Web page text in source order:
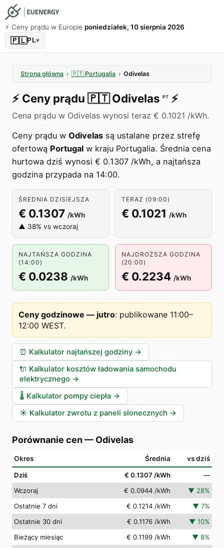
⚡️ Ceny prądu w Europie poniedziałek, 10 sierpnia 2026
🇵🇱PL▾
Strona główna › 🇵🇹 Portugalia › Odivelas
⚡️ Ceny prądu 🇵🇹 Odivelas PT ⚡️
Cena prądu w Odivelas wynosi teraz € 0.1021 /kWh.
Ceny prądu w Odivelas są ustalane przez strefę
ofertową Portugal w kraju Portugalia. Średnia cena
hurtowa dziś wynosi € 0.1307 /kWh, a najtańsza
godzina przypada na 14:00.
ŚREDNIA DZISIEJSZA
€ 0.1307 /kWh
▲ 38% vs wczoraj
TERAZ (09:00)
€ 0.1021 /kWh
NAJTAŃSZA GODZINA
(14:00)
€ 0.0238 /kWh
NAJDROŻSZA GODZINA
(20:00)
€ 0.2234 /kWh
Ceny godzinowe — jutro: publikowane 11:00–
12:00 WEST.
⏰ Kalkulator najtańszej godziny →
🔌 Kalkulator kosztów ładowania samochodu
elektrycznego →
🌡️ Kalkulator pompy ciepła →
☀️ Kalkulator zwrotu z paneli słonecznych →
Porównanie cen — Odivelas
Okres Średnia vs dziś
Dziś € 0.1307 /kWh
—
Wczoraj
€ 0.0944 /kWh ▼ 28%
Ostatnie 7 dni
€ 0.1214 /kWh ▼ 7%
Ostatnie 30 dni
€ 0.1176 /kWh ▼ 10%
Bieżący miesiąc
€ 0.1199 /kWh ▼ 8%